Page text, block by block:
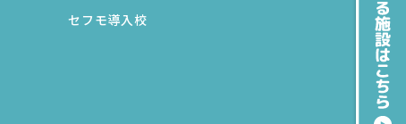
セフモ導入校